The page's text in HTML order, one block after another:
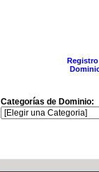
Categorías de Dominio: